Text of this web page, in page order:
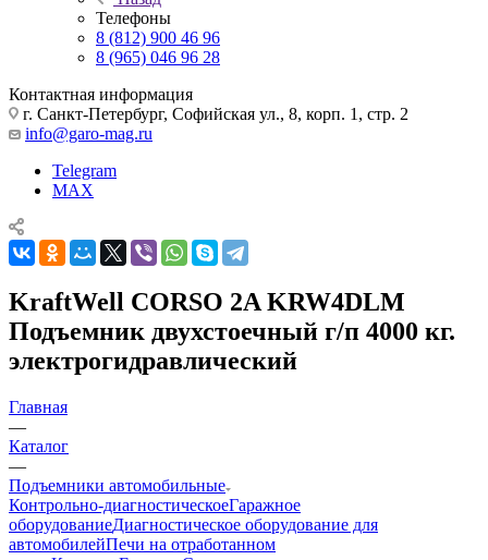
Телефоны
8 (812) 900 46 96
8 (965) 046 96 28
Контактная информация
г. Санкт-Петербург, Софийская ул., 8, корп. 1, стр. 2
info@garo-mag.ru
Telegram
MAX
KraftWell CORSO 2A KRW4DLM
Подъемник двухстоечный г/п 4000 кг.
электрогидравлический
Главная
—
Каталог
—
Подъемники автомобильные
Контрольно-диагностическоеГаражное
оборудованиеДиагностическое оборудование для
автомобилейПечи на отработанном